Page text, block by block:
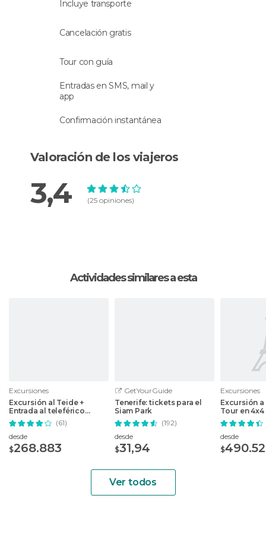
Incluye transporte
Cancelación gratis
Tour con guía
Entradas en SMS, mail y
app
Confirmación instantánea
Valoración de los viajeros
3,4 (25 opiniones)
Actividades similares a esta
Excursiones
Excursión al Teide +
Entrada al teleférico
desde el sur
(61)
desde
$268.883
GetYourGuide
Tenerife: tickets para el
Siam Park
(192)
desde
$31,94
Excursiones
Excursión a
Tour en 4x4
desde
$
Ver todos